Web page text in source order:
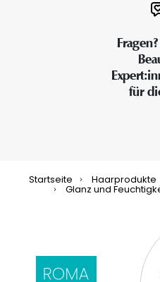
für
Startseite Haarprodukte
Glanz und